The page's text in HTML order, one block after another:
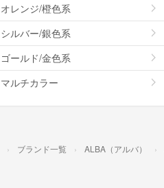
オレンジ/橙色系
シルバー/銀色系
ゴールド/金色系
マルチカラー
ブランド一覧 ALBA（アルバ）